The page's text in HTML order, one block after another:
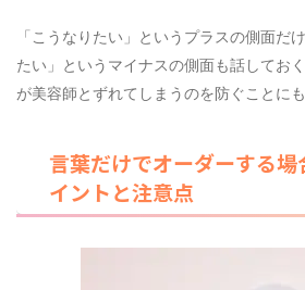
「こうなりたい」というプラスの側面だ
たい」というマイナスの側面も話してお
が美容師とずれてしまうのを防ぐことに
言葉だけでオーダーする
イントと注意点